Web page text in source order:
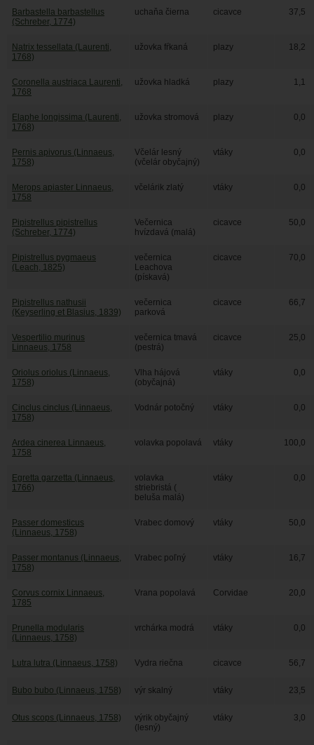
Barbastella barbastellus
(Schreber, 1774)
uchaňa čierna cicavce 37,5
Natrix tessellata (Laurenti,
1768)
užovka fŕkaná plazy 18,2
Coronella austriaca Laurenti,
1768
užovka hladká plazy 1,1
Elaphe longissima (Laurenti,
1768)
užovka stromová plazy 0,0
Pernis apivorus (Linnaeus,
1758)
Včelár lesný
(včelár obyčajný)
vtáky 0,0
Merops apiaster Linnaeus,
1758
včelárik zlatý vtáky 0,0
Pipistrellus pipistrellus
(Schreber, 1774)
Večernica
hvízdavá (malá)
cicavce 50,0
Pipistrellus pygmaeus
(Leach, 1825)
večernica
Leachova
(pískavá)
cicavce 70,0
Pipistrellus nathusii
(Keyserling et Blasius, 1839)
večernica
parková
cicavce 66,7
Vespertilio murinus
Linnaeus, 1758
večernica tmavá
(pestrá)
cicavce 25,0
Oriolus oriolus (Linnaeus,
1758)
Vlha hájová
(obyčajná)
vtáky 0,0
Cinclus cinclus (Linnaeus,
1758)
Vodnár potočný vtáky 0,0
Ardea cinerea Linnaeus,
1758
volavka popolavá vtáky 100,0
Egretta garzetta (Linnaeus,
1766)
volavka
striebristá (
beluša malá)
vtáky 0,0
Passer domesticus
(Linnaeus, 1758)
Vrabec domový vtáky 50,0
Passer montanus (Linnaeus,
1758)
Vrabec poľný vtáky 16,7
Corvus cornix Linnaeus,
1785
Vrana popolavá Corvidae 20,0
Prunella modularis
(Linnaeus, 1758)
vrchárka modrá vtáky 0,0
Lutra lutra (Linnaeus, 1758) Vydra riečna cicavce 56,7
Bubo bubo (Linnaeus, 1758) výr skalný vtáky 23,5
Otus scops (Linnaeus, 1758)
výrik obyčajný
(lesný)
vtáky 3,0